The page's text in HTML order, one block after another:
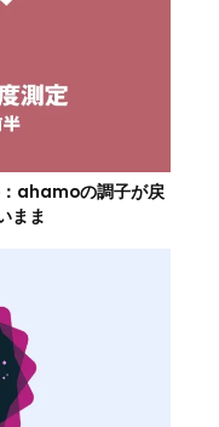
ahamoの調子が戻
まま